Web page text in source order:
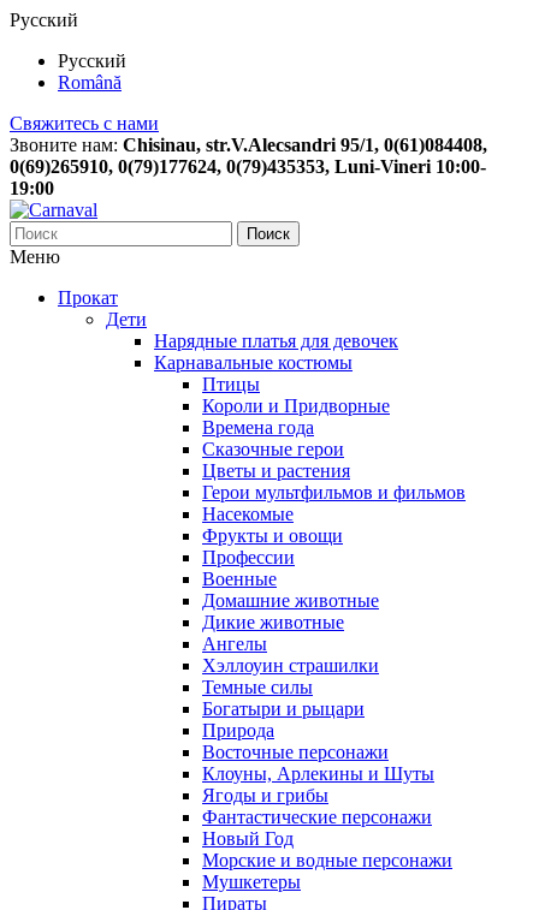
Русский
Русский
Română
Свяжитесь с нами
Звоните нам: Chisinau, str.V.Alecsandri 95/1, 0(61)084408,
0(69)265910, 0(79)177624, 0(79)435353, Luni-Vineri 10:00-
19:00
Поиск
Меню
Прокат
Дети
Нарядные платья для девочек
Карнавальные костюмы
Птицы
Короли и Придворные
Времена года
Сказочные герои
Цветы и растения
Герои мультфильмов и фильмов
Насекомые
Фрукты и овощи
Профессии
Военные
Домашние животные
Дикие животные
Ангелы
Хэллоуин страшилки
Темные силы
Богатыри и рыцари
Природа
Восточные персонажи
Клоуны, Арлекины и Шуты
Ягоды и грибы
Фантастические персонажи
Новый Год
Морские и водные персонажи
Мушкетеры
Пираты